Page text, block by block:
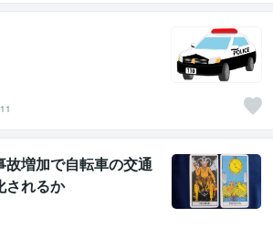
増加で自転車の交通
されるか